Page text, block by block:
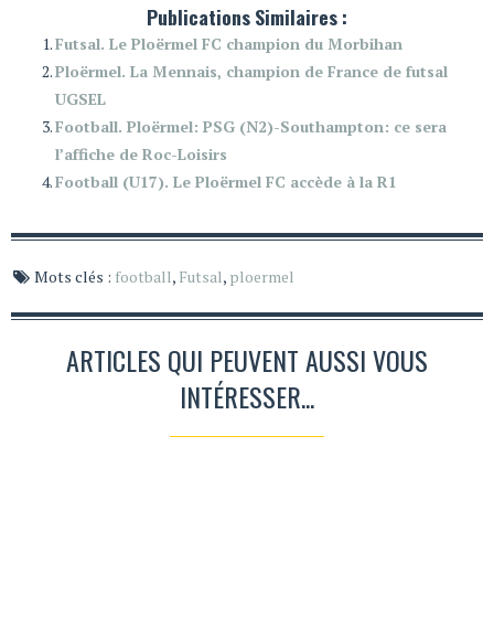
Publications Similaires :
Futsal. Le Ploërmel FC champion du Morbihan
Ploërmel. La Mennais, champion de France de futsal
UGSEL
Football. Ploërmel: PSG (N2)-Southampton: ce sera
l’affiche de Roc-Loisirs
Football (U17). Le Ploërmel FC accède à la R1
Mots clés : football, Futsal, ploermel
ARTICLES QUI PEUVENT AUSSI VOUS
INTÉRESSER...